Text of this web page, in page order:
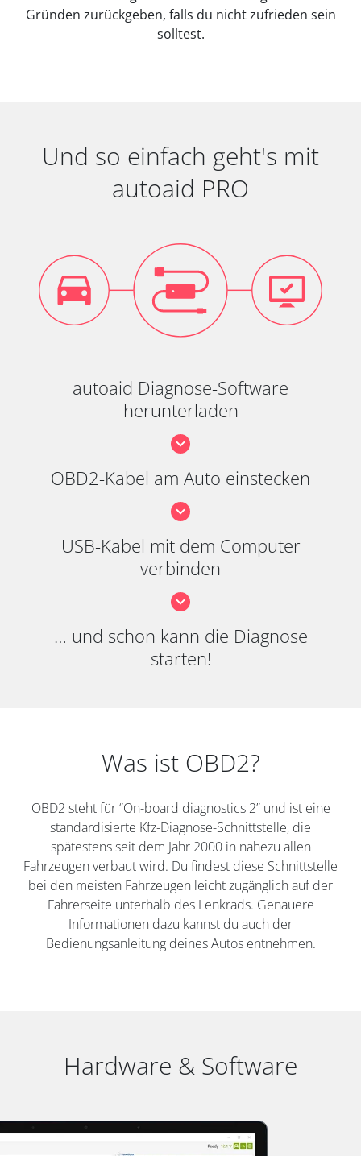
Gründen zurückgeben, falls du nicht zufrieden sein
solltest.
Und so einfach geht's mit
autoaid PRO
autoaid Diagnose-Software
herunterladen
OBD2-Kabel am Auto einstecken
USB-Kabel mit dem Computer
verbinden
… und schon kann die Diagnose
starten!
Was ist OBD2?
OBD2 steht für “On-board diagnostics 2” und ist eine
standardisierte Kfz-Diagnose-Schnittstelle, die
spätestens seit dem Jahr 2000 in nahezu allen
Fahrzeugen verbaut wird. Du findest diese Schnittstelle
bei den meisten Fahrzeugen leicht zugänglich auf der
Fahrerseite unterhalb des Lenkrads. Genauere
Informationen dazu kannst du auch der
Bedienungsanleitung deines Autos entnehmen.
Hardware & Software